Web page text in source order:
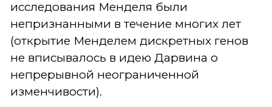
исследования Менделя были
непризнанными в течение многих лет
(открытие Менделем дискретных генов
не вписывалось в идею Дарвина о
непрерывной неограниченной
изменчивости).